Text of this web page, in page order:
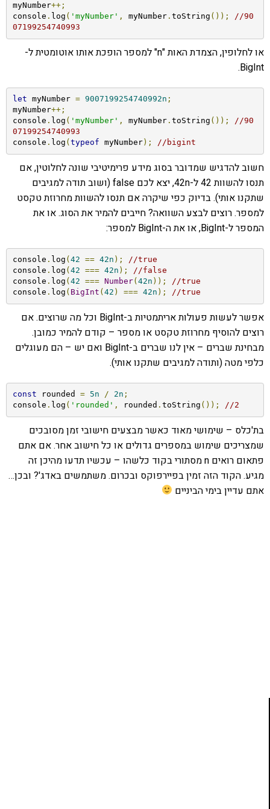
myNumber++;
console . log ( 'myNumber' , myNumber. toString ());
//90
07199254740993
או לחלופין, הצמדת האות "n" למספר הופכת אותו אוטומטית ל-
BigInt.
let myNumber = 9007199254740992n ;
myNumber++;
console . log ( 'myNumber' , myNumber. toString ());
//90
07199254740993
console . log ( typeof myNumber); //bigint
חשוב להדגיש שמדובר בסוג מידע פרימיטיבי שונה לחלוטין, אם
תנסו להשוות 42 ל-42n, יצא לכם false (ושוב תודה למגיבים
שתקנו אותי). בדיוק כפי שיקרה אם תנסו להשוות מחרוזת טקסט
למספר. רוצים לבצע השוואה? חייבים להמיר את הסוג. או את
המספר ל-BigInt, או את ה-BigInt למספר:
console . log ( 42 == 42n );
//true
console . log ( 42 === 42n );
//false
console . log ( 42 === Number( 42n ));
//true
console . log ( BigInt ( 42 ) === 42n ); //true
אפשר לעשות פעולות אריתמטיות ב-BigInt וכל מה שרוצים. אם
רוצים להוסיף מחרוזת טקסט או מספר – קודם להמיר כמובן.
מבחינת שברים – אין לנו שברים ב-BigInt ואם יש – הם מעוגלים
כלפי מטה (ותודה למגיבים שתקנו אותי).
const rounded = 5n / 2n ;
console . log ( 'rounded' , rounded . toString ()); //2
בת'כלס – שימושי מאוד כאשר מבצעים חישובי זמן מסובכים
שמצריכים שימוש במספרים גדולים או כל חישוב אחר. אם אתם
פתאום רואים n מסתורי בקוד כלשהו – עכשיו תדעו מהיכן זה
מגיע. הקוד הזה זמין בפיירפוקס ובכרום. משתמשים באדג'? ובכן…
אתם עדיין בימי הביניים